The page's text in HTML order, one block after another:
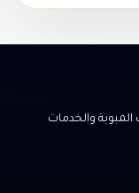
المبوبة والخدمات